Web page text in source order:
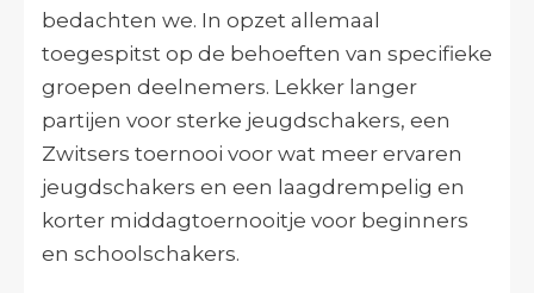
bedachten we. In opzet allemaal
toegespitst op de behoeften van specifieke
groepen deelnemers. Lekker langer
partijen voor sterke jeugdschakers, een
Zwitsers toernooi voor wat meer ervaren
jeugdschakers en een laagdrempelig en
korter middagtoernooitje voor beginners
en schoolschakers.